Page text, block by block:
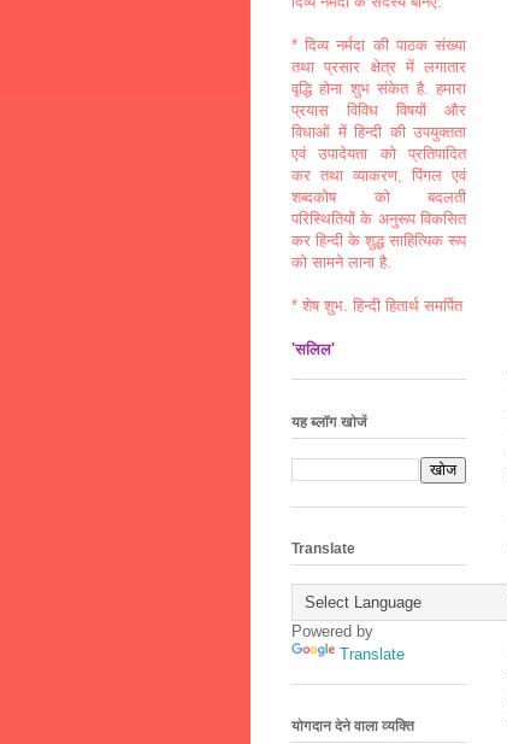
* दिव्य नर्मदा की पाठक संख्या
तथा प्रसार क्षेत्र में लगातार
वृद्धि होना शुभ संकेत है. हमारा
प्रयास विविध विषयों और
विधाओं में हिन्दी की उपयुक्तता
एवं उपादेयता को प्रतिपादित
कर तथा व्याकरण, पिंगल एवं
शब्दकोष को बदलती
परिस्थितियों के अनुरूप विकसित
कर हिन्दी के शुद्ध साहित्यिक रूप
को सामने लाना है.
* शेष शुभ. हिन्दी हितार्थ समर्पित
'सलिल'
यह ब्लॉग खोजें
Translate
Powered by
Translate
योगदान देने वाला व्यक्ति